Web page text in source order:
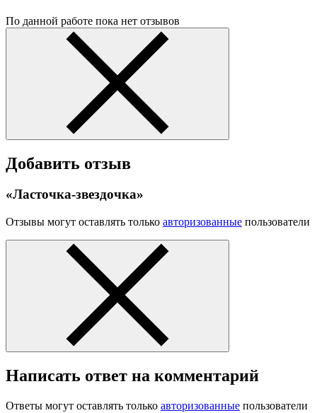
По данной работе пока нет отзывов
Добавить отзыв
«Ласточка-звездочка»
Отзывы могут оставлять только авторизованные пользователи
Написать ответ на комментарий
Ответы могут оставлять только авторизованные пользователи